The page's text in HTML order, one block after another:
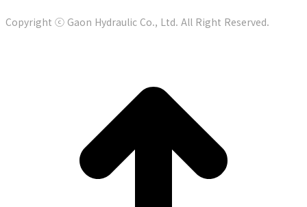
Copyright ⓒ Gaon Hydraulic Co., Ltd. All Right Reserved.